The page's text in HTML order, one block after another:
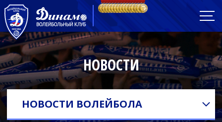
НОВОСТИ
НОВОСТИ ВОЛЕЙБОЛА